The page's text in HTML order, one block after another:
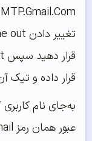
قرار داده و تیک